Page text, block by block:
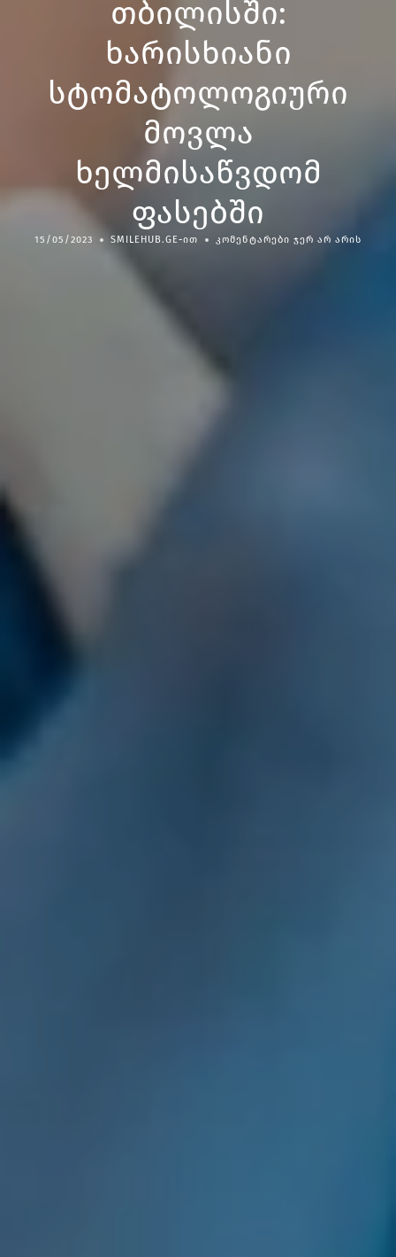
თბილისში:
ხარისხიანი
სტომატოლოგიური
მოვლა
ხელმისაწვდომ
ფასებში
15/05/2023 SMILEHUB.GE-ᲘᲗ ᲙᲝᲛᲔᲜᲢᲐᲠᲔᲑᲘ ᲯᲔᲠ ᲐᲠ ᲐᲠᲘᲡ